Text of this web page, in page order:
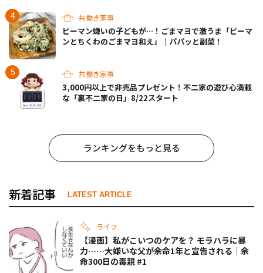
共働き家事
ピーマン嫌いの子どもが…！ごまマヨで激うま「ピーマ
ンとちくわのごまマヨ和え」｜パパッと副菜！
共働き家事
3,000円以上で非売品プレゼント！不二家の遊び心満載
な「裏不二家の日」8/22スタート
ランキングをもっと見る
新着記事 LATEST ARTICLE
ライフ
【漫画】私がこいつのケアを？ モラハラに暴
力……大嫌いな父が余命1年と宣告される｜余
命300日の毒親 #1